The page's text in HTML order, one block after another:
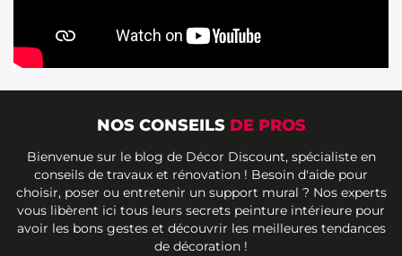
NOS CONSEILS DE PROS
Bienvenue sur le blog de Décor Discount, spécialiste en
conseils de travaux et rénovation ! Besoin d'aide pour
choisir, poser ou entretenir un support mural ? Nos experts
vous libèrent ici tous leurs secrets peinture intérieure pour
avoir les bons gestes et découvrir les meilleures tendances
de décoration !